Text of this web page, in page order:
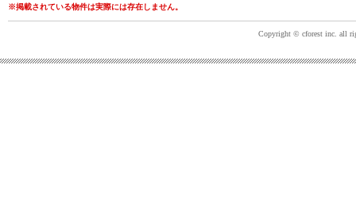
※掲載されている物件は実際には存在しません。
Copyright © cforest inc. all